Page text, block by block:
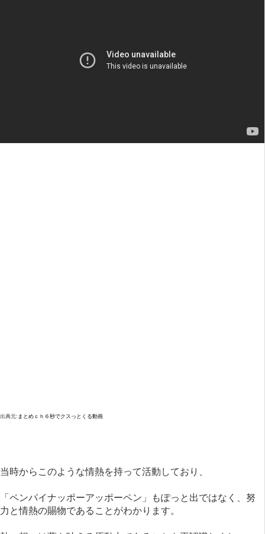
出典元:まとめｃｈ６秒でクスっとくる動画
当時からこのような情熱を持って活動しており、
「ペンパイナッポーアッポーペン」もぽっと出ではなく、努
力と情熱の賜物であることがわかります。